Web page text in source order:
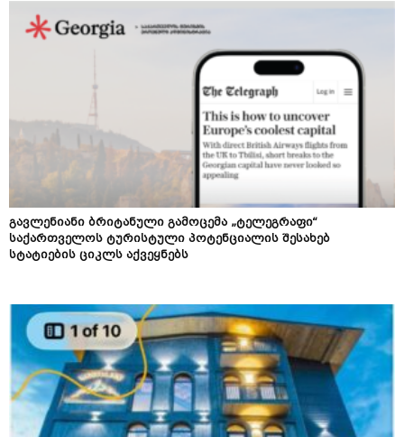
გავლენიანი ბრიტანული გამოცემა „ტელეგრაფი“
საქართველოს ტურისტული პოტენციალის შესახებ
სტატიების ციკლს აქვეყნებს